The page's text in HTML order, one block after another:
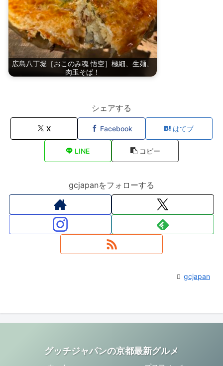
広島八丁堀［おこのみ魂 悟空］極細、生麺、
肉玉そば！
シェアする
X Facebook はてブ
LINE コピー
gcjapanをフォローする
gcjapan
グッチジャパンの京都最新グルメ